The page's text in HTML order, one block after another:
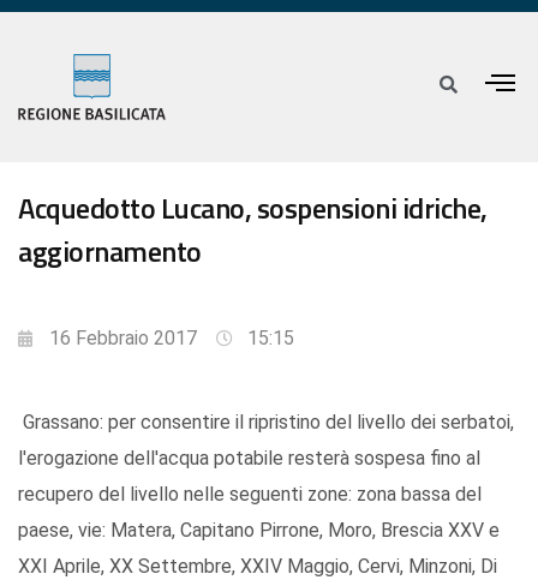
Acquedotto Lucano, sospensioni idriche,
aggiornamento
16 Febbraio 2017 15:15
Grassano: per consentire il ripristino del livello dei serbatoi,
l'erogazione dell'acqua potabile resterà sospesa fino al
recupero del livello nelle seguenti zone: zona bassa del
paese, vie: Matera, Capitano Pirrone, Moro, Brescia XXV e
XXI Aprile, XX Settembre, XXIV Maggio, Cervi, Minzoni, Di